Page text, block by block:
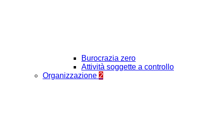
Burocrazia zero
Attività soggette a controllo
Organizzazione 2